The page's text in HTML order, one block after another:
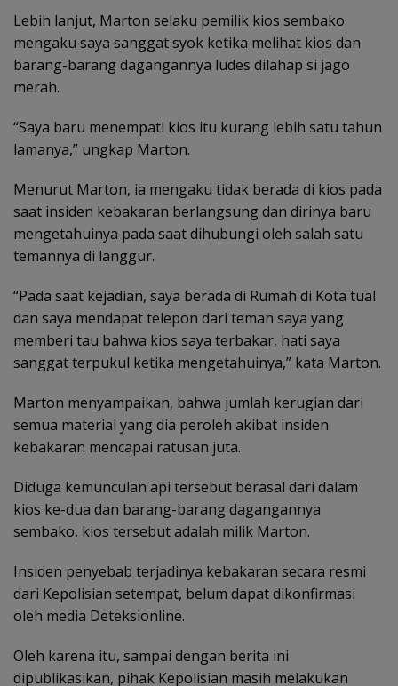
Lebih lanjut, Marton selaku pemilik kios sembako
mengaku saya sanggat syok ketika melihat kios dan
barang-barang dagangannya ludes dilahap si jago
merah.
“Saya baru menempati kios itu kurang lebih satu tahun
lamanya,” ungkap Marton.
Menurut Marton, ia mengaku tidak berada di kios pada
saat insiden kebakaran berlangsung dan dirinya baru
mengetahuinya pada saat dihubungi oleh salah satu
temannya di langgur.
“Pada saat kejadian, saya berada di Rumah di Kota tual
dan saya mendapat telepon dari teman saya yang
memberi tau bahwa kios saya terbakar, hati saya
sanggat terpukul ketika mengetahuinya,” kata Marton.
Marton menyampaikan, bahwa jumlah kerugian dari
semua material yang dia peroleh akibat insiden
kebakaran mencapai ratusan juta.
Diduga kemunculan api tersebut berasal dari dalam
kios ke-dua dan barang-barang dagangannya
sembako, kios tersebut adalah milik Marton.
Insiden penyebab terjadinya kebakaran secara resmi
dari Kepolisian setempat, belum dapat dikonfirmasi
oleh media Deteksionline.
Oleh karena itu, sampai dengan berita ini
dipublikasikan, pihak Kepolisian masih melakukan